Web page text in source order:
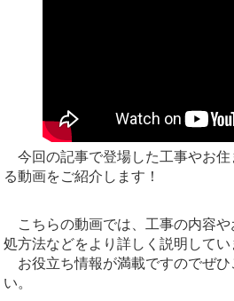
今回の記事で登場した工事やお住
る動画をご紹介します！
こちらの動画では、工事の内容や
処方法などをより詳しく説明してい
お役立ち情報が満載ですのでぜひ
い。